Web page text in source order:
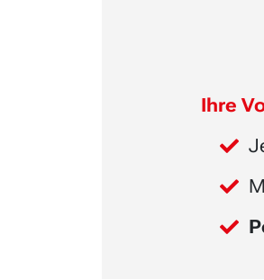
Ihre